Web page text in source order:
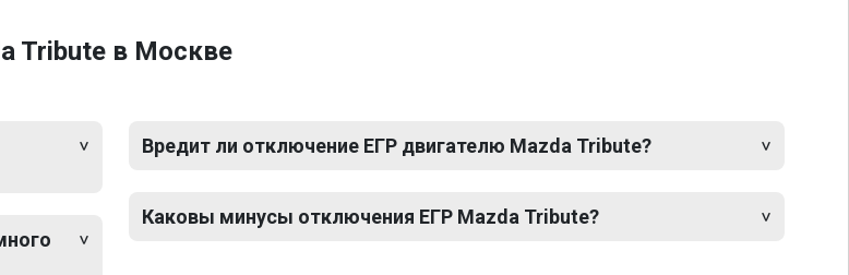
Tribute в Москве
Вредит ли отключение ЕГР двигателю Mazda Tribute?
Каковы минусы отключения ЕГР Mazda Tribute?